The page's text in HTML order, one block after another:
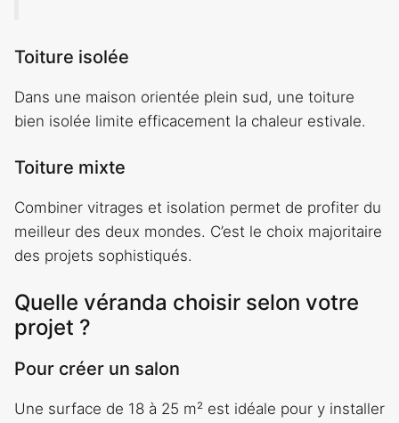
Toiture isolée
Dans une maison orientée plein sud, une toiture
bien isolée limite efficacement la chaleur estivale.
Toiture mixte
Combiner vitrages et isolation permet de profiter du
meilleur des deux mondes. C’est le choix majoritaire
des projets sophistiqués.
Quelle véranda choisir selon votre
projet ?
Pour créer un salon
Une surface de 18 à 25 m² est idéale pour y installer